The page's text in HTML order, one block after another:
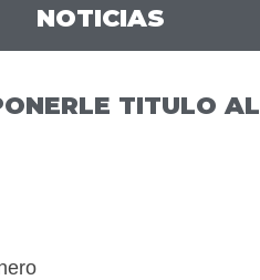
NOTICIAS
TITULO AL